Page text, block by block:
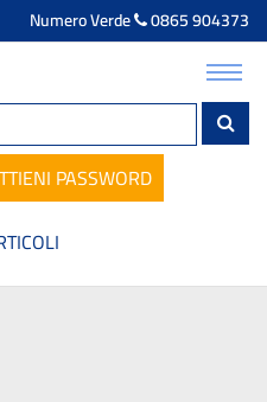
Numero Verde 0865 904373
PASSWORD